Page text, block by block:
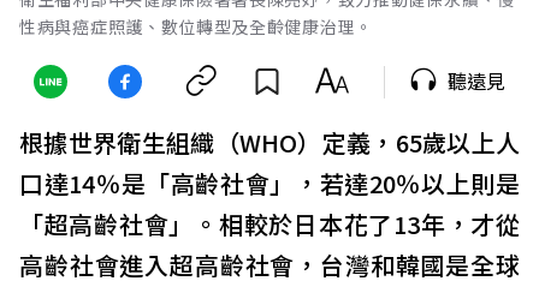
性病與癌症照護、數位轉型及全齡健康治理。
聽遠見
根據世界衛生組織（WHO）定義，65歲以上人
口達14％是「高齡社會」，若達20％以上則是
「超高齡社會」。相較於日本花了13年，才從
高齡社會進入超高齡社會，台灣和韓國是全球